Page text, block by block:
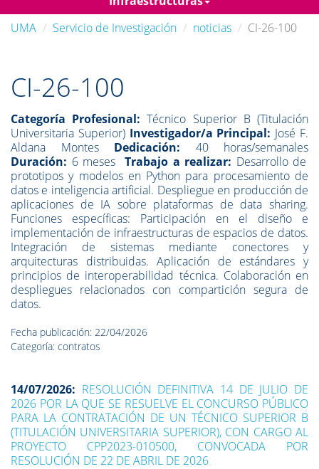
UMA
Servicio de Investigación noticias CI-26-100
CI-26-100
Categoría Profesional:Técnico Superior B (Titulación
Universitaria Superior) Investigador/a Principal: José F.
Aldana Montes Dedicación: 40 horas/semanales
Duración: 6 mesesTrabajo a realizar: Desarrollo de
prototipos y modelos en Python para procesamiento de
datos e inteligencia artificial. Despliegue en producción de
aplicaciones de IA sobre plataformas de data sharing.
Funciones específicas: Participación en el diseño e
implementación de infraestructuras de espacios de datos.
Integración de sistemas mediante conectores y
arquitecturas distribuidas. Aplicación de estándares y
principios de interoperabilidad técnica. Colaboración en
despliegues relacionados con compartición segura de
datos.
Fecha publicación: 22/04/2026
Categoría: contratos
14/07/2026: RESOLUCIÓN DEFINITIVA 14 DE JULIO DE
2026 POR LA QUE SE RESUELVE EL CONCURSO PÚBLICO
PARA LA CONTRATACIÓN DE UN TÉCNICO SUPERIOR B
(TITULACIÓN UNIVERSITARIA SUPERIOR), CON CARGO AL
PROYECTO CPP2023-010500, CONVOCADA POR
RESOLUCIÓN DE 22 DE ABRIL DE 2026